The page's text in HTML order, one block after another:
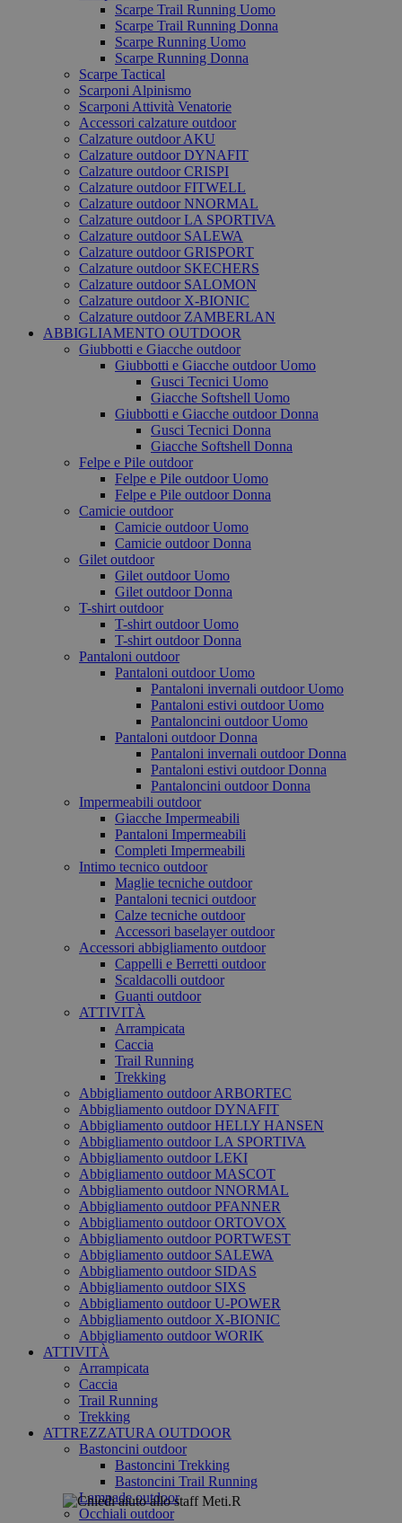
Scarpe Trail Running Uomo
Scarpe Trail Running Donna
Scarpe Running Uomo
Scarpe Running Donna
Scarpe Tactical
Scarponi Alpinismo
Scarponi Attività Venatorie
Accessori calzature outdoor
Calzature outdoor AKU
Calzature outdoor DYNAFIT
Calzature outdoor CRISPI
Calzature outdoor FITWELL
Calzature outdoor NNORMAL
Calzature outdoor LA SPORTIVA
Calzature outdoor SALEWA
Calzature outdoor GRISPORT
Calzature outdoor SKECHERS
Calzature outdoor SALOMON
Calzature outdoor X-BIONIC
Calzature outdoor ZAMBERLAN
ABBIGLIAMENTO OUTDOOR
Giubbotti e Giacche outdoor
Giubbotti e Giacche outdoor Uomo
Gusci Tecnici Uomo
Giacche Softshell Uomo
Giubbotti e Giacche outdoor Donna
Gusci Tecnici Donna
Giacche Softshell Donna
Felpe e Pile outdoor
Felpe e Pile outdoor Uomo
Felpe e Pile outdoor Donna
Camicie outdoor
Camicie outdoor Uomo
Camicie outdoor Donna
Gilet outdoor
Gilet outdoor Uomo
Gilet outdoor Donna
T-shirt outdoor
T-shirt outdoor Uomo
T-shirt outdoor Donna
Pantaloni outdoor
Pantaloni outdoor Uomo
Pantaloni invernali outdoor Uomo
Pantaloni estivi outdoor Uomo
Pantaloncini outdoor Uomo
Pantaloni outdoor Donna
Pantaloni invernali outdoor Donna
Pantaloni estivi outdoor Donna
Pantaloncini outdoor Donna
Impermeabili outdoor
Giacche Impermeabili
Pantaloni Impermeabili
Completi Impermeabili
Intimo tecnico outdoor
Maglie tecniche outdoor
Pantaloni tecnici outdoor
Calze tecniche outdoor
Accessori baselayer outdoor
Accessori abbigliamento outdoor
Cappelli e Berretti outdoor
Scaldacolli outdoor
Guanti outdoor
ATTIVITÀ
Arrampicata
Caccia
Trail Running
Trekking
Abbigliamento outdoor ARBORTEC
Abbigliamento outdoor DYNAFIT
Abbigliamento outdoor HELLY HANSEN
Abbigliamento outdoor LA SPORTIVA
Abbigliamento outdoor LEKI
Abbigliamento outdoor MASCOT
Abbigliamento outdoor NNORMAL
Abbigliamento outdoor PFANNER
Abbigliamento outdoor ORTOVOX
Abbigliamento outdoor PORTWEST
Abbigliamento outdoor SALEWA
Abbigliamento outdoor SIDAS
Abbigliamento outdoor SIXS
Abbigliamento outdoor U-POWER
Abbigliamento outdoor X-BIONIC
Abbigliamento outdoor WORIK
ATTIVITÀ
Arrampicata
Caccia
Trail Running
Trekking
ATTREZZATURA OUTDOOR
Bastoncini outdoor
Bastoncini Trekking
Bastoncini Trail Running
Lampade outdoor
Occhiali outdoor